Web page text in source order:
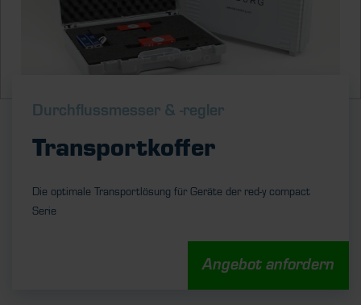
Durch­fluss­messer & ­-regler
Transportkoffer
Die optimale Transportlösung für Geräte der red-y compact
Serie
Angebot anfordern